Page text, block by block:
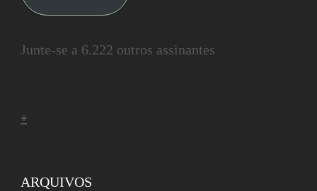
Junte-se a 6.222 outros assinantes
+
ARQUIVOS